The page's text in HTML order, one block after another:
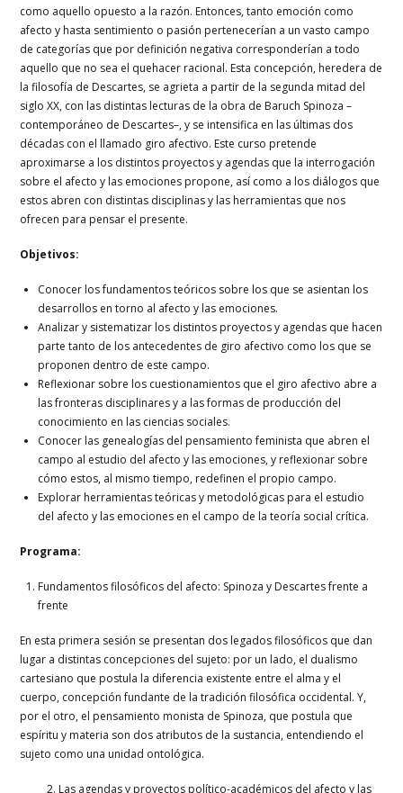
como aquello opuesto a la razón. Entonces, tanto emoción como
afecto y hasta sentimiento o pasión pertenecerían a un vasto campo
de categorías que por definición negativa corresponderían a todo
aquello que no sea el quehacer racional. Esta concepción, heredera de
la filosofía de Descartes, se agrieta a partir de la segunda mitad del
siglo XX, con las distintas lecturas de la obra de Baruch Spinoza –
contemporáneo de Descartes–, y se intensifica en las últimas dos
décadas con el llamado giro afectivo. Este curso pretende
aproximarse a los distintos proyectos y agendas que la interrogación
sobre el afecto y las emociones propone, así como a los diálogos que
estos abren con distintas disciplinas y las herramientas que nos
ofrecen para pensar el presente.
Objetivos:
Conocer los fundamentos teóricos sobre los que se asientan los
desarrollos en torno al afecto y las emociones.
Analizar y sistematizar los distintos proyectos y agendas que hacen
parte tanto de los antecedentes de giro afectivo como los que se
proponen dentro de este campo.
Reflexionar sobre los cuestionamientos que el giro afectivo abre a
las fronteras disciplinares y a las formas de producción del
conocimiento en las ciencias sociales.
Conocer las genealogías del pensamiento feminista que abren el
campo al estudio del afecto y las emociones, y reflexionar sobre
cómo estos, al mismo tiempo, redefinen el propio campo.
Explorar herramientas teóricas y metodológicas para el estudio
del afecto y las emociones en el campo de la teoría social crítica.
Programa:
Fundamentos filosóficos del afecto: Spinoza y Descartes frente a
frente
En esta primera sesión se presentan dos legados filosóficos que dan
lugar a distintas concepciones del sujeto: por un lado, el dualismo
cartesiano que postula la diferencia existente entre el alma y el
cuerpo, concepción fundante de la tradición filosófica occidental. Y,
por el otro, el pensamiento monista de Spinoza, que postula que
espíritu y materia son dos atributos de la sustancia, entendiendo el
sujeto como una unidad ontológica.
2. Las agendas y proyectos político-académicos del afecto y las